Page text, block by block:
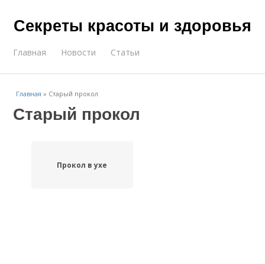
Секреты красоты и здоровья
Главная Новости Статьи
Главная » Старый прокол
Старый прокол
Прокол в ухе